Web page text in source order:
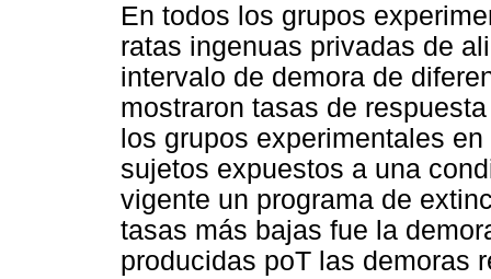
En todos los grupos
ratas ingenuas privadas de
intervalo de demora de
mostraron tasas de
los grupos experimentales
sujetos expuestos a una
vigente un programa de
tasas más bajas fue la
producidas poT las demoras